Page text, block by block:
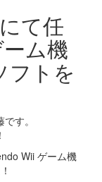
て任
ム機
フトを
す。
Wii ゲーム機